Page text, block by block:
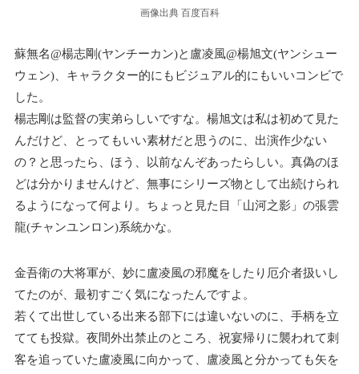
画像出典 百度百科
蘇無名@楊志剛(ヤンチーカン)と盧凌風@楊旭文(ヤンシュー
ウェン)、キャラクター的にもビジュアル的にもいいコンビで
した。
楊志剛は監督の実弟らしいですな。楊旭文は私は初めて見た
んだけど、とってもいい素材だと思うのに、出演作少ない
の？と思ったら、ほう、以前なんぞあったらしい。真偽のほ
どは分かりませんけど、無事にシリーズ物として出続けられ
るようになって何より。ちょっと見た目「山河之影」の張雲
龍(チャンユンロン)系統かな。
金吾衛の大将軍が、妙に盧凌風の邪魔をしたり厄介者扱いし
てたのが、最初すごく気になったんですよ。
若くて出世している出来る部下には違いないのに、手柄を立
てても投獄。夜間外出禁止のところ、祝宴帰りに襲われて刺
客を追っていた盧凌風に向かって、盧凌風と分かっても矢を